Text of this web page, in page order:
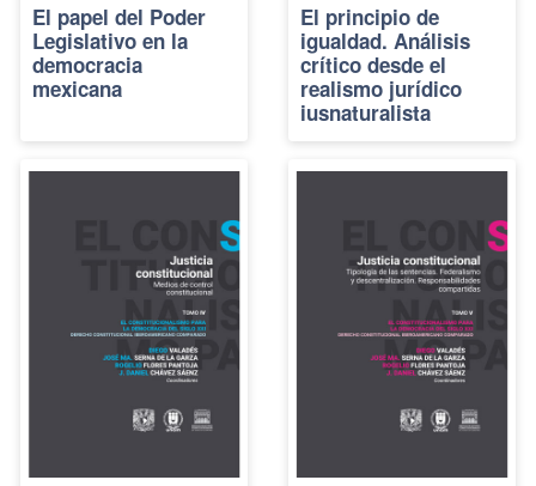
El papel del Poder
Legislativo en la
democracia
mexicana
El principio de
igualdad. Análisis
crítico desde el
realismo jurídico
iusnaturalista